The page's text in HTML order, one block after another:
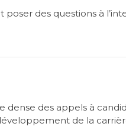
des questions à
des appels à
de la